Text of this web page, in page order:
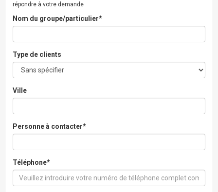
répondre à votre demande
Nom du groupe/particulier*
Type de clients
Ville
Personne à contacter*
Téléphone*